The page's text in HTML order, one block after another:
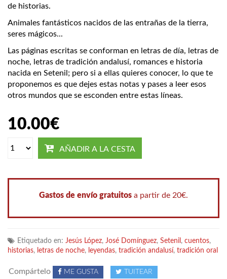
de historias.
Animales fantásticos nacidos de las entrañas de la tierra,
seres mágicos...
Las páginas escritas se conforman en letras de día, letras de
noche, letras de tradición andalusí, romances e historia
nacida en Setenil; pero si a ellas quieres conocer, lo que te
proponemos es que dejes estas notas y pases a leer esos
otros mundos que se esconden entre estas líneas.
10.00€
AÑADIR A LA CESTA
Gastos de envío gratuitos a partir de 20€.
Etiquetado en: Jesús López, José Domínguez, Setenil , cuentos,
historias, letras de noche, leyendas, tradición andalusí, tradición oral
Compártelo ME GUSTA TUITEAR